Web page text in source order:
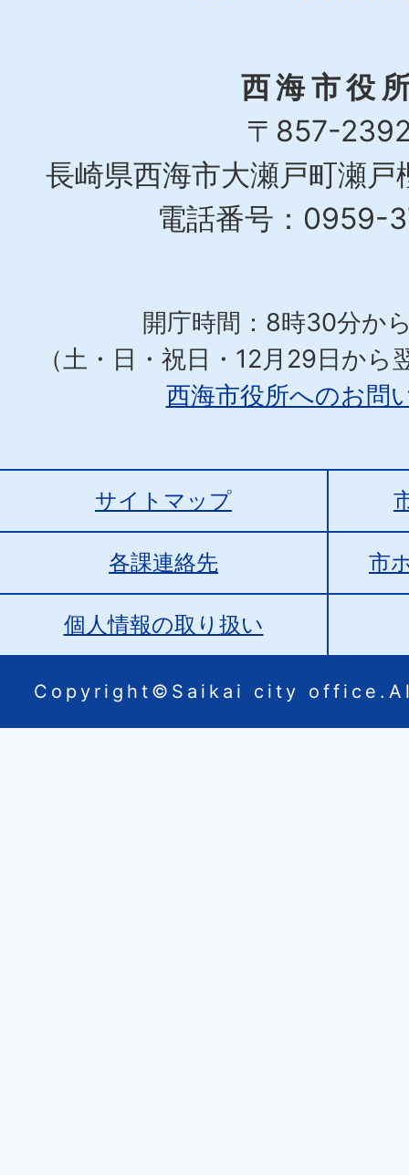
西海市役
〒857-
長崎県西海市大瀬戸町瀬
電話番号：0959-
開庁時間：8時30分か
（土・日・祝日・12月29日から
西海市役所へのお問
サイトマップ
各課連絡先 市
個人情報の取り扱い
Copyright©Saikai city